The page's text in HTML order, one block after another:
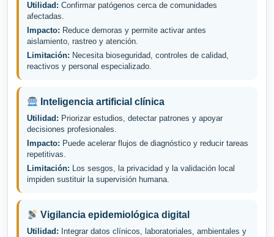
Utilidad: Confirmar patógenos cerca de comunidades
afectadas.
Impacto: Reduce demoras y permite activar antes
aislamiento, rastreo y atención.
Limitación: Necesita bioseguridad, controles de calidad,
reactivos y personal especializado.
Inteligencia artificial clínica
Utilidad: Priorizar estudios, detectar patrones y apoyar
decisiones profesionales.
Impacto: Puede acelerar flujos de diagnóstico y reducir tareas
repetitivas.
Limitación: Los sesgos, la privacidad y la validación local
impiden sustituir la supervisión humana.
Vigilancia epidemiológica digital
Utilidad: Integrar datos clínicos, laboratoriales, ambientales y